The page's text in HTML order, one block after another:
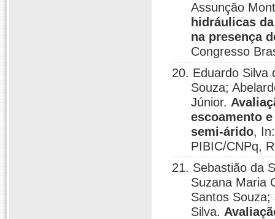
Assunção
hidráulicas
na presença
Congresso
20. Eduardo Silva
Souza;
Júnior.
escoamento
semi-árido,
PIBIC/CNPq,
21. Sebastião da
Suzana Maria
Santos
Silva.